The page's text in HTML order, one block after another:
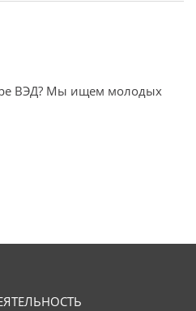
ВЭД? Мы ищем молодых